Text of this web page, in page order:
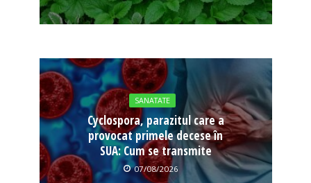
SANATATE
Cyclospora, parazitul care a
provocat primele decese în
SUA: Cum se transmite
07/08/2026